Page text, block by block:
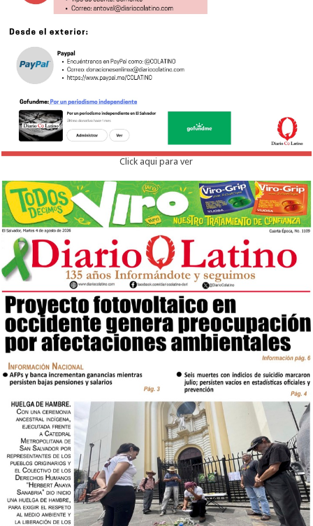
Click aqui para ver